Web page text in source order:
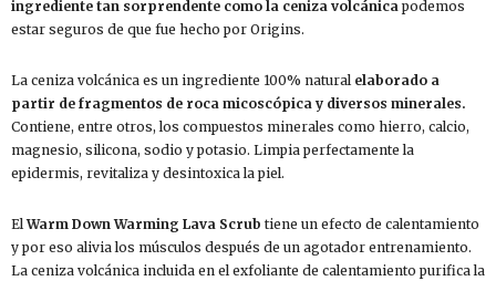
ingrediente tan sorprendente como la ceniza volcánica podemos
estar seguros de que fue hecho por Origins.
La ceniza volcánica es un ingrediente 100% natural elaborado a
partir de fragmentos de roca micoscópica y diversos minerales.
Contiene, entre otros, los compuestos minerales como hierro, calcio,
magnesio, silicona, sodio y potasio. Limpia perfectamente la
epidermis, revitaliza y desintoxica la piel.
ElWarm Down Warming Lava Scrub tiene un efecto de calentamiento
y por eso alivia los músculos después de un agotador entrenamiento.
La ceniza volcánica incluida en el exfoliante de calentamiento purifica la